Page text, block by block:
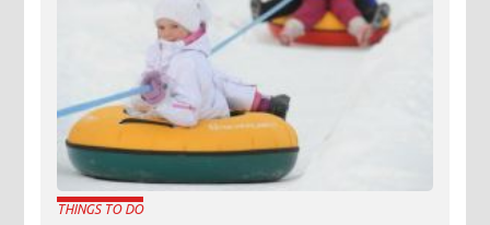
THINGS TO DO